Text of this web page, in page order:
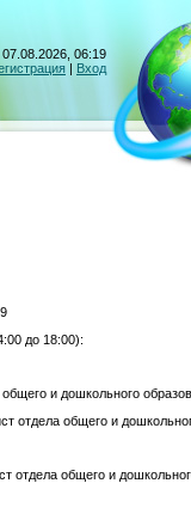
06:19
| Вход
до 18:00):
и дошкольного
отдела общего и
отдела общего и